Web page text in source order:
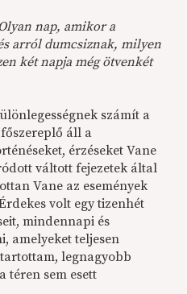
nap, amikor a
arról dumcsiznak, milyen
két napja még ötvenkét
számít a
áll a
érzéseket Vane
váltott fejezetek által
Vane az események
volt egy tizenhét
mindennapi és
amelyeket teljesen
legnagyobb
téren sem esett